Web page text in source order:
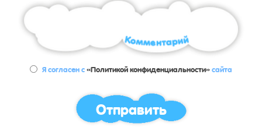
Я согласен с«Политикой конфиденциальности»сайта
Отправить